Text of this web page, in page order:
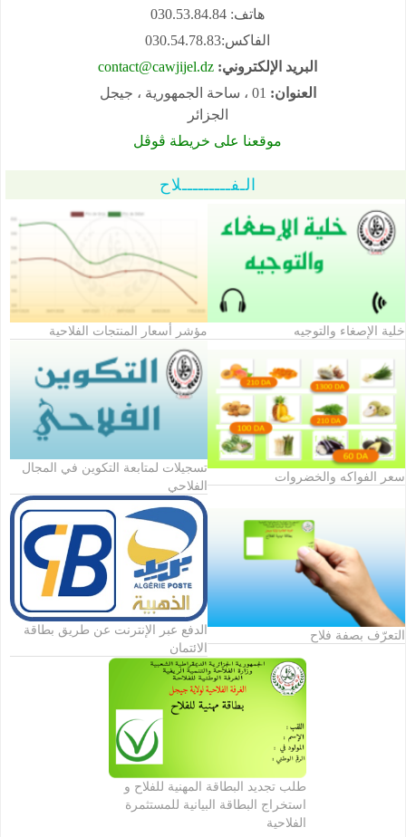
هاتف: 030.53.84.84
الفاكس:030.54.78.83
البريد الإلكتروني: contact@cawjijel.dz
العنوان:
الجزائر
موقعنا على خريطة ڤوڤل
الـفـــــــــلاح
خلية الإصغاء والتوجيه مؤشر أسعار المنتجات الفلاحية
سعر الفواكه والخضروات
تسجيلات لمتابعة التكوين في المجال
الفلاحي
التعرّف بصفة فلاح
الدفع عبر الإنترنت عن طريق بطاقة
الائتمان
طلب تجديد البطاقة المهنية للفلاح و
استخراج البطاقة البيانية للمستثمرة
الفلاحية